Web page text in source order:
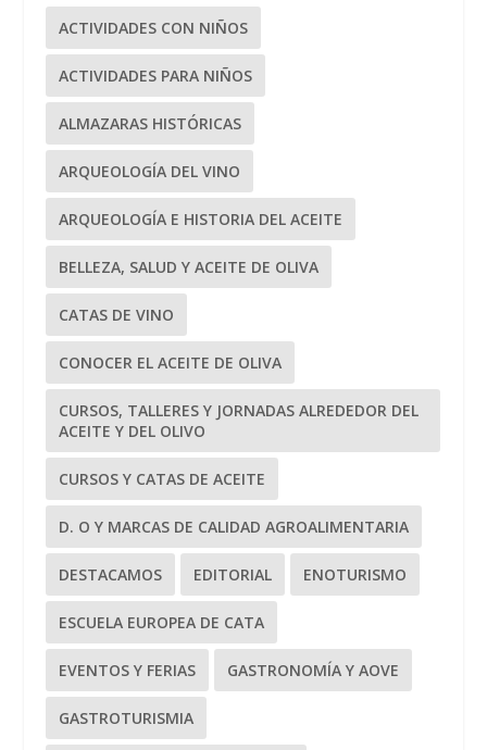
ACTIVIDADES CON NIÑOS
ACTIVIDADES PARA NIÑOS
ALMAZARAS HISTÓRICAS
ARQUEOLOGÍA DEL VINO
ARQUEOLOGÍA E HISTORIA DEL ACEITE
BELLEZA, SALUD Y ACEITE DE OLIVA
CATAS DE VINO
CONOCER EL ACEITE DE OLIVA
CURSOS, TALLERES Y JORNADAS ALREDEDOR DEL
ACEITE Y DEL OLIVO
CURSOS Y CATAS DE ACEITE
D. O Y MARCAS DE CALIDAD AGROALIMENTARIA
DESTACAMOS EDITORIAL ENOTURISMO
ESCUELA EUROPEA DE CATA
EVENTOS Y FERIAS GASTRONOMÍA Y AOVE
GASTROTURISMIA